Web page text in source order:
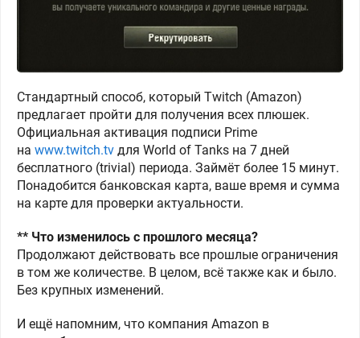
Стандартный способ, который Twitch (Amazon)
предлагает пройти для получения всех плюшек.
Официальная активация подписи Prime
на www.twitch.tv для World of Tanks на 7 дней
бесплатного (trivial) периода. Займёт более 15 минут.
Понадобится банковская карта, ваше время и сумма
на карте для проверки актуальности.
** Что изменилось с прошлого месяца?
Продолжают действовать все прошлые ограничения
в том же количестве. В целом, всё также как и было.
Без крупных изменений.
И ещё напомним, что компания Amazon в